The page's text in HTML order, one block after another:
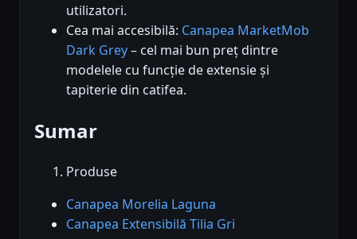
utilizatori.
Cea mai accesibilă: Canapea MarketMob
Dark Grey– cel mai bun preț dintre
modelele cu funcție de extensie și
tapiterie din catifea.
Sumar
Produse
Canapea Morelia Laguna
Canapea Extensibilă Tilia Gri